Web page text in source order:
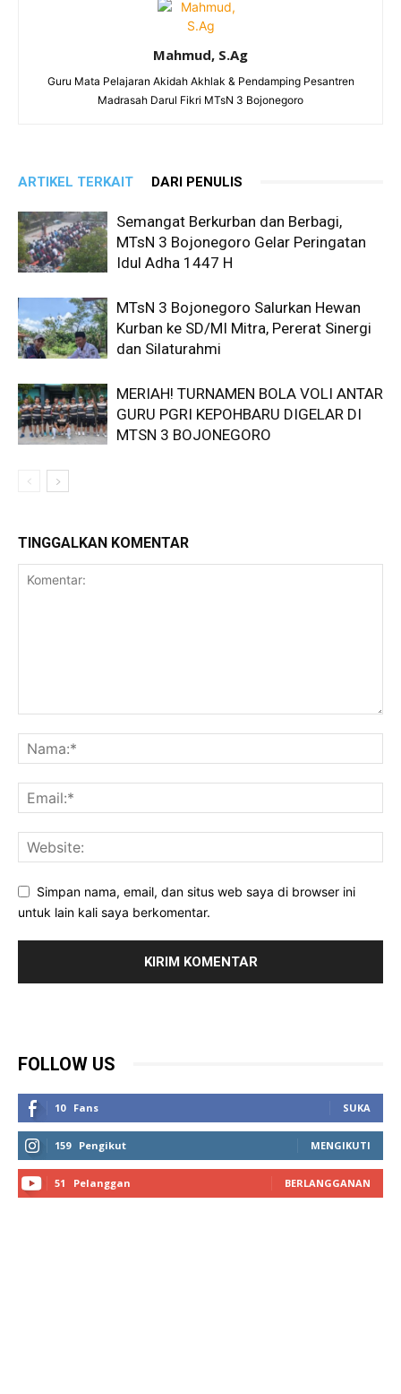
Mahmud, S.Ag
Guru Mata Pelajaran Akidah Akhlak & Pendamping Pesantren
Madrasah Darul Fikri MTsN 3 Bojonegoro
ARTIKEL TERKAIT DARI PENULIS
Semangat Berkurban dan Berbagi,
MTsN 3 Bojonegoro Gelar Peringatan
Idul Adha 1447 H
MTsN 3 Bojonegoro Salurkan Hewan
Kurban ke SD/MI Mitra, Pererat Sinergi
dan Silaturahmi
MERIAH! TURNAMEN BOLA VOLI ANTAR
GURU PGRI KEPOHBARU DIGELAR DI
MTSN 3 BOJONEGORO
TINGGALKAN KOMENTAR
Simpan nama, email, dan situs web saya di browser ini
untuk lain kali saya berkomentar.
FOLLOW US
10 Fans SUKA
159 Pengikut MENGIKUTI
51 Pelanggan BERLANGGANAN